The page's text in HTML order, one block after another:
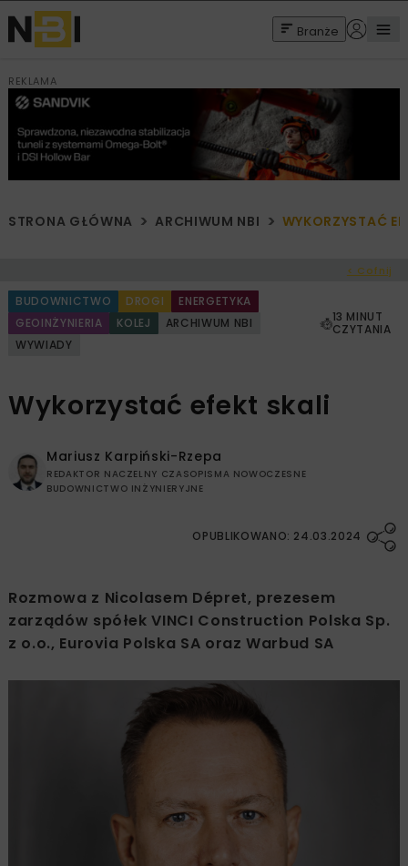
Branże
REKLAMA
STRONA GŁÓWNA ARCHIWUM NBI WYKORZYSTAĆ
< Cofnij
BUDOWNICTWO DROGI
ENERGETYKA
GEOINŻYNIERIA
KOLEJ
ARCHIWUM NBI
WYWIADY
13 MINUT
CZYTANIA
Wykorzystać efekt skali
Mariusz Karpiński-Rzepa
REDAKTOR NACZELNY CZASOPISMA NOWOCZESNE
BUDOWNICTWO INŻYNIERYJNE
OPUBLIKOWANO: 24.03.2024
Rozmowa z Nicolasem Dépret, prezesem
zarządów spółek VINCI Construction Polska Sp.
z o.o., Eurovia Polska SA oraz Warbud SA